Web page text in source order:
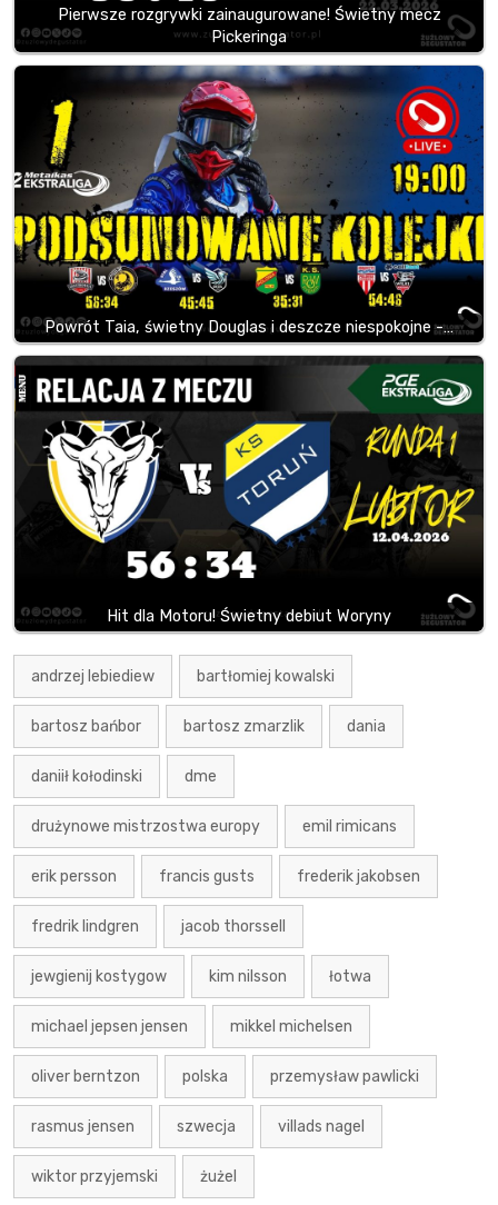
Pierwsze rozgrywki zainaugurowane! Świetny mecz
Pickeringa
Powrót Taia, świetny Douglas i deszcze niespokojne -…
Hit dla Motoru! Świetny debiut Woryny
andrzej lebiediew bartłomiej kowalski
bartosz bańbor bartosz zmarzlik dania
daniił kołodinski dme
drużynowe mistrzostwa europy emil rimicans
erik persson francis gusts frederik jakobsen
fredrik lindgren jacob thorssell
jewgienij kostygow kim nilsson łotwa
michael jepsen jensen mikkel michelsen
oliver berntzon polska przemysław pawlicki
rasmus jensen szwecja villads nagel
wiktor przyjemski żużel